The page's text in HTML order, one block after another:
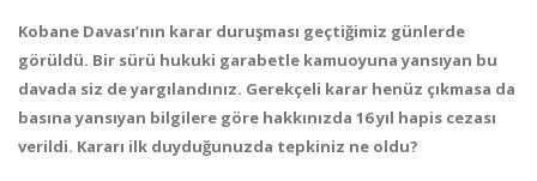
Kobane Davası’nın karar duruşması geçtiğimiz günlerde
görüldü. Bir sürü hukuki garabetle kamuoyuna yansıyan bu
davada siz de yargılandınız. Gerekçeli karar henüz çıkmasa da
basına yansıyan bilgilere göre hakkınızda 16 yıl hapis cezası
verildi. Kararı ilk duyduğunuzda tepkiniz ne oldu?